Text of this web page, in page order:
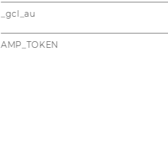
_gcl_au
AMP_TOKEN